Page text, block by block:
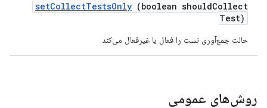
setCollectTestsOnly (boolean shouldCollect
Test)
حالت جمع‌آوری تست را فعال یا غیرفعال می‌کند
روش‌های عمومی